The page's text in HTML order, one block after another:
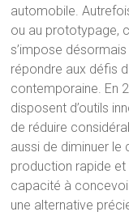
automobile.
ou au prototypage,
s’impose
répondre aux défis
contemporaine. En
disposent d’outils
de réduire
aussi de diminuer
production rapide
capacité à
une alternative